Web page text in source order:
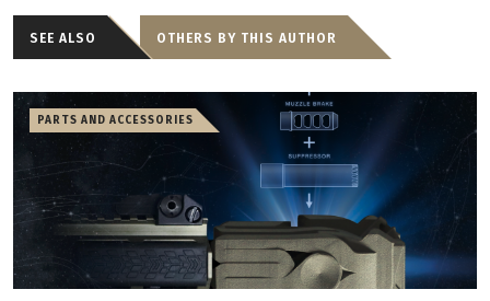
SEE ALSO OTHERS BY THIS AUTHOR
PARTS AND ACCESSORIES